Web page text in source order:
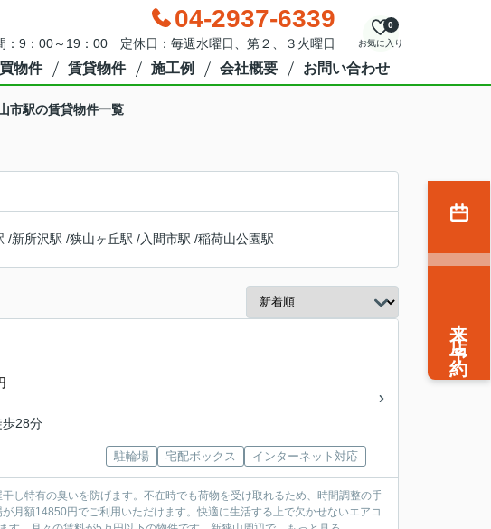
04-2937-6339
：9：00～19：00 定休日：毎週水曜日、第２、３火曜日 お気に入り
0
物件 賃貸物件 施工例 会社概要 お問い合わせ
市駅の賃貸物件一覧
/新所沢駅 /狭山ヶ丘駅 /入間市駅 /稲荷山公園駅
歩28分
駐輪場 宅配ボックス インターネット対応
し特有の臭いを防げます。不在時でも荷物を受け取れるため、時間調整の手
月額14850円でご利用いただけます。快適に生活する上で欠かせないエアコ
来店予約